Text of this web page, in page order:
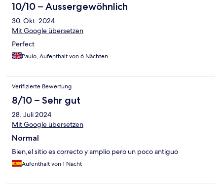
10/10 – Aussergewöhnlich
30. Okt. 2024
Mit Google übersetzen
Perfect
Paulo, Aufenthalt von 6 Nächten
Verifizierte Bewertung
8/10 – Sehr gut
28. Juli 2024
Mit Google übersetzen
Normal
Bien,el sitio es correcto y amplio pero un poco antiguo
Aufenthalt von 1 Nacht